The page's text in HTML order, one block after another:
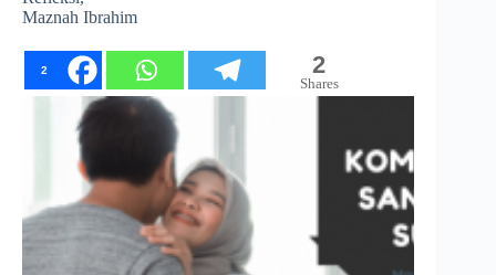
Maznah Ibrahim
2 2
Shares